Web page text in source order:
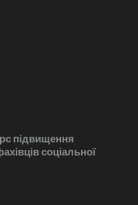
підвищення
соціальної